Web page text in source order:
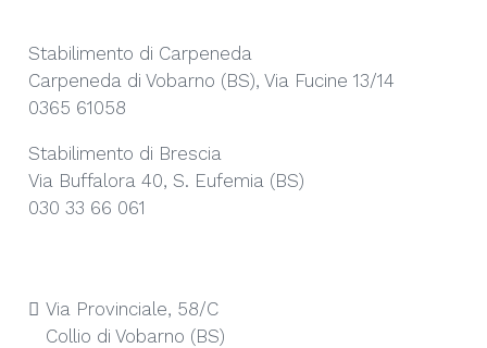
Stabilimento di Carpeneda
Carpeneda di Vobarno (BS), Via Fucine 13/14
0365 61058
Stabilimento di Brescia
Via Buffalora 40, S. Eufemia (BS)
030 33 66 061
Via Provinciale, 58/C
Collio di Vobarno (BS)